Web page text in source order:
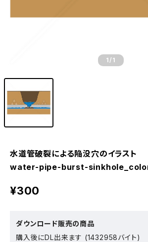
1 /1
水道管破裂による陥没穴のイラスト
water-pipe-burst-
¥300
ダウンロード販売の商品
購入後にDL出来ます (1432958バイト)